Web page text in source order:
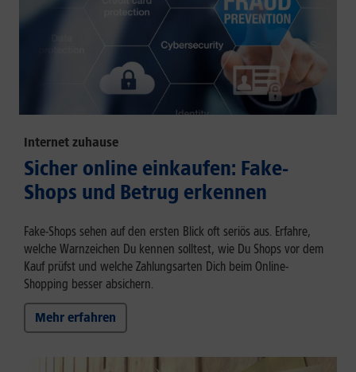
Internet zuhause
Sicher online einkaufen: Fake-
Shops und Betrug erkennen
Fake-Shops sehen auf den ersten Blick oft seriös aus. Erfahre,
welche Warnzeichen Du kennen solltest, wie Du Shops vor dem
Kauf prüfst und welche Zahlungsarten Dich beim Online-
Shopping besser absichern.
Mehr erfahren